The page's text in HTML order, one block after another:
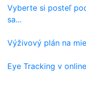
Vyberte si posteľ
sa...
Výživový plán na
Eye Tracking v